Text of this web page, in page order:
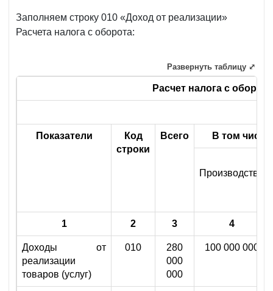
Заполняем строку 010 «Доход от реализации»
Расчета налога с оборота:
Расчет налога с оборота
Показатели
Код
строки
Всего В том
Производство
1 2 3 4
Доходы от
реализации
товаров (услуг)
010
280
000
000
100 000 000
Развернуть таблицу ⤢